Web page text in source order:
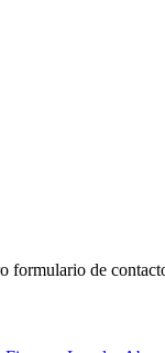
formulario de